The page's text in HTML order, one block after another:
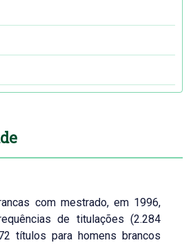
com mestrado, em 1996,
de titulações (2.284
títulos para homens brancos